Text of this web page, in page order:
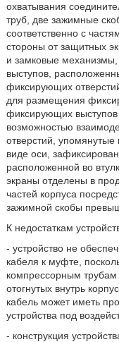
охватывания
труб, две зажимные
соответственно с
стороны от защитных
и замковые
выступов,
фиксирующих
для размещения
фиксирующих
возможностью
отверстий,
виде оси,
расположенной во
экраны отделены в
частей корпуса
зажимной скобы
К недостаткам
- устройство не
кабеля к муфте,
компрессорным трубам
отогнутых внутрь
кабель может иметь
устройства под
- конструкция